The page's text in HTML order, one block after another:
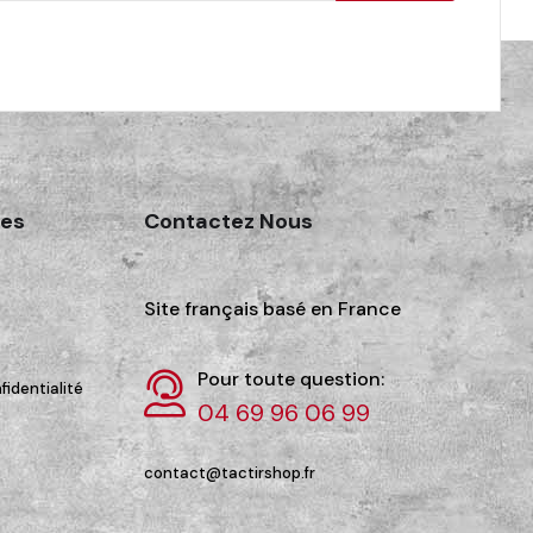
Contactez Nous
Site français basé en France
Pour toute question:
04 69 96 06 99
contact@tactirshop.fr